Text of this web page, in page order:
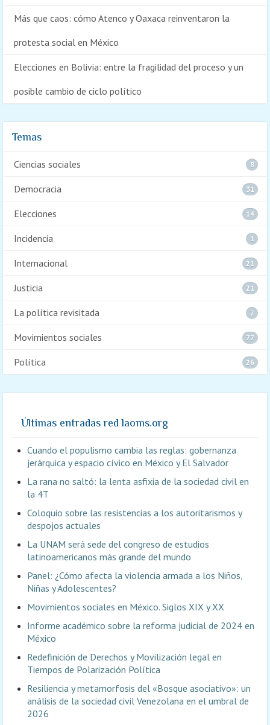
Más que caos: cómo Atenco y Oaxaca reinventaron la
protesta social en México
Elecciones en Bolivia: entre la fragilidad del proceso y un
posible cambio de ciclo político
Temas
Ciencias sociales 8
Democracia 31
Elecciones 14
Incidencia 1
Internacional 21
Justicia 21
La política revisitada 2
Movimientos sociales 77
Política 26
Últimas entradas red laoms.org
Cuando el populismo cambia las reglas: gobernanza
jerárquica y espacio cívico en México y El Salvador
La rana no saltó: la lenta asfixia de la sociedad civil en
la 4T
Coloquio sobre las resistencias a los autoritarismos y
despojos actuales
La UNAM será sede del congreso de estudios
latinoamericanos más grande del mundo
Panel: ¿Cómo afecta la violencia armada a los Niños,
Niñas y Adolescentes?
Movimientos sociales en México. Siglos XIX y XX
Informe académico sobre la reforma judicial de 2024 en
México
Redefinición de Derechos y Movilización legal en
Tiempos de Polarización Política
Resiliencia y metamorfosis del «Bosque asociativo»: un
análisis de la sociedad civil Venezolana en el umbral de
2026